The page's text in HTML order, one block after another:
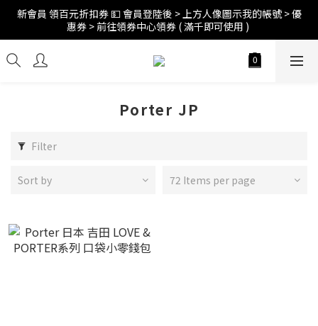
訂單折扣後滿$2500超商免運;$4000宅配免運 🚚
新會員 領百元折扣券 💵 會員登陸後 > 上方人像圖示我的帳號 > 優
惠券 > 前往領券中心領券 ( 滿千即可使用 )
訂單折扣後滿$2500超商免運;$4000宅配免運 🚚
Porter JP
Filter
Sort by 72 Items per page